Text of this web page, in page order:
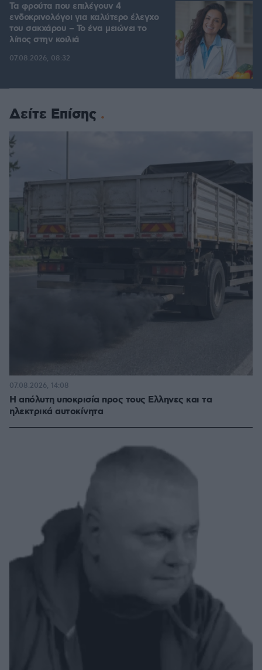
Τα φρούτα που επιλέγουν 4
ενδοκρινολόγοι για καλύτερο έλεγχο
του σακχάρου – Το ένα μειώνει το
λίπος στην κοιλιά
07.08.2026, 08:32
Δείτε Επίσης
Η απόλυτη υποκρισία προς τους Ελληνες και τα
ηλεκτρικά αυτοκίνητα
07.08.2026, 14:08